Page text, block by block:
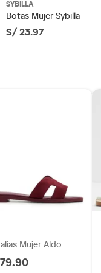
SYBILLA
Botas Mujer Sybilla
S/ 23.97
Mujer Aldo